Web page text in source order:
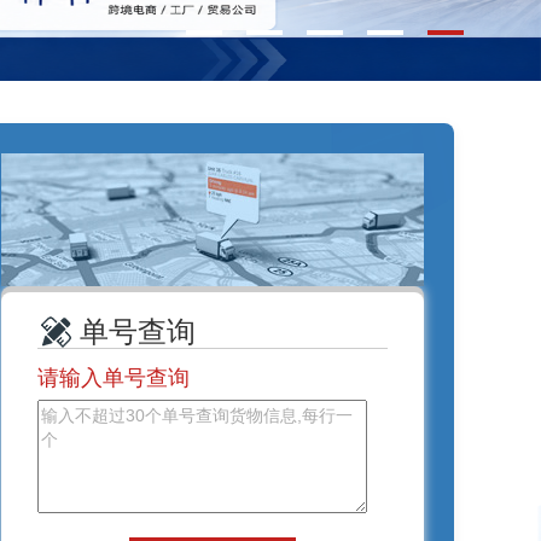
单号查询
请输入单号查询